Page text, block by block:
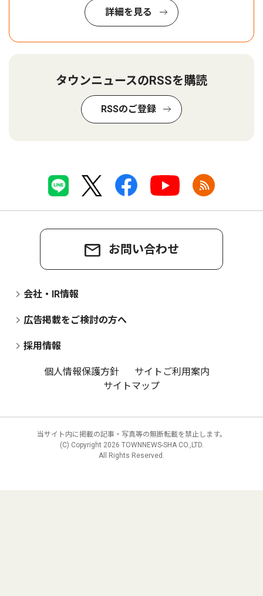
詳細を見る
タウンニュースのRSSを購読
RSSのご登録
お問い合わせ
会社・IR情報
広告掲載をご検討の方へ
採用情報
個人情報保護方針
サイトご利用案内
サイトマップ
当サイト内に掲載の記事・写真等の無断転載を禁止します。
(C) Copyright 2026 TOWNNEWS-SHA CO.,LTD.
All Rights Reserved.